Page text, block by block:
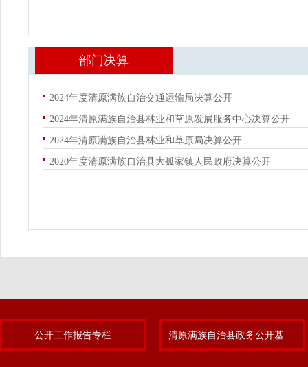
部门决算
2024年度清原满族自治交通运输局决算公开
2024年清原满族自治县林业和草原发展服务中心决算公开
2024年清原满族自治县林业和草原局决算公开
2020年度清原满族自治县大孤家镇人民政府决算公开
公开工作报告专栏